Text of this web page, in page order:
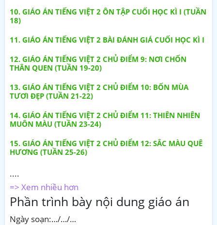
GIÁO ÁN TIẾNG VIỆT 2 ÔN TẬP CUỐI HỌC KÌ I (TUẦN
18)
GIÁO ÁN TIẾNG VIỆT 2 BÀI ĐÁNH GIÁ CUỐI HỌC KÌ I
GIÁO ÁN TIẾNG VIỆT 2 CHỦ ĐIỂM 9: NƠI CHỐN
THÂN QUEN (TUẦN 19-20)
GIÁO ÁN TIẾNG VIỆT 2 CHỦ ĐIỂM 10: BỐN MÙA
TƯƠI ĐẸP (TUẦN 21-22)
GIÁO ÁN TIẾNG VIỆT 2 CHỦ ĐIỂM 11: THIÊN NHIÊN
MUÔN MÀU (TUẦN 23-24)
GIÁO ÁN TIẾNG VIỆT 2 CHỦ ĐIỂM 12: SẮC MÀU QUÊ
HƯƠNG (TUẦN 25-26)
....
=> Xem nhiều hơn
Phần trình bày nội dung giáo án
Ngày soạn:…/…/…